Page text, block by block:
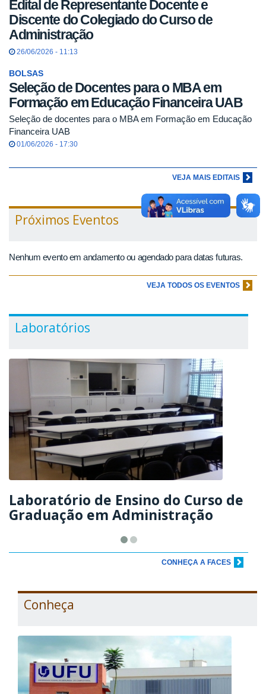
Edital de Representante Docente e
Discente do Colegiado do Curso de
Administração
26/06/2026 - 11:13
BOLSAS
Seleção de Docentes para o MBA em
Formação em Educação Financeira UAB
Seleção de docentes para o MBA em Formação em Educação
Financeira UAB
01/06/2026 - 17:30
VEJA MAIS EDITAIS
Próximos Eventos
Nenhum evento em andamento ou agendado para datas futuras.
VEJA TODOS OS EVENTOS
Laboratórios
Laboratório de Ensino do Curso de
Graduação em Administração
CONHEÇA A FACES
Conheça